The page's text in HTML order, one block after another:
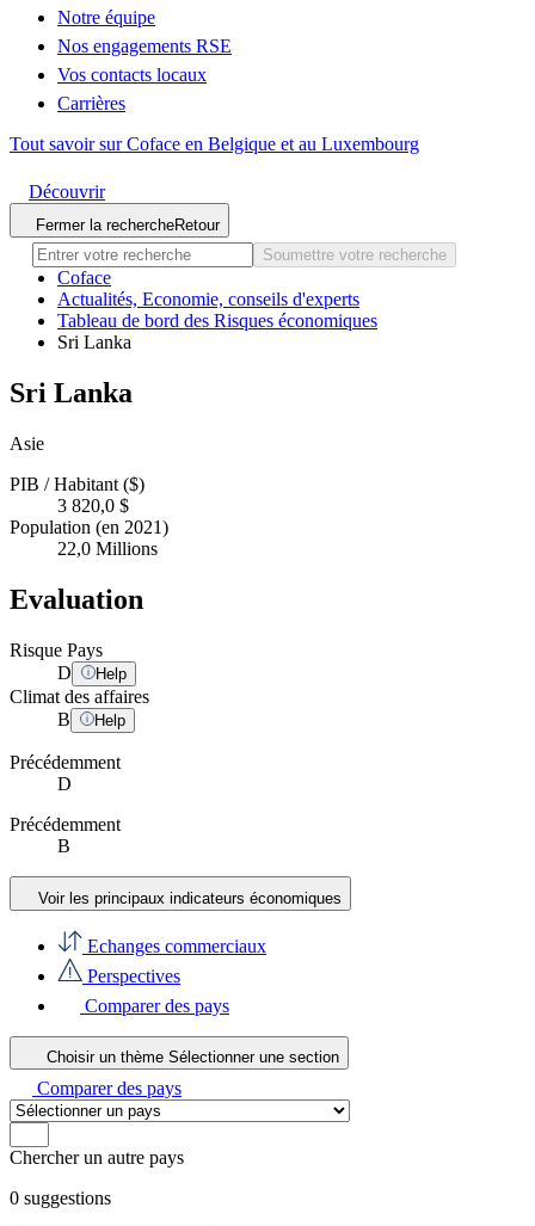
Notre équipe
Nos engagements RSE
Vos contacts locaux
Carrières
Tout savoir sur Coface en Belgique et au Luxembourg
Découvrir
Fermer la rechercheRetour
Soumettre votre recherche
Coface
Actualités, Economie, conseils d'experts
Tableau de bord des Risques économiques
Sri Lanka
Sri Lanka
Asie
PIB / Habitant ($)
3 820,0 $
Population (en 2021)
22,0 Millions
Evaluation
Risque Pays
D
Help
Climat des affaires
B
Help
Précédemment
D
Précédemment
B
Voir les principaux indicateurs économiques
Echanges commerciaux
Perspectives
Comparer des pays
Choisir un thème Sélectionner une section
Comparer des pays
Chercher un autre pays
0 suggestions